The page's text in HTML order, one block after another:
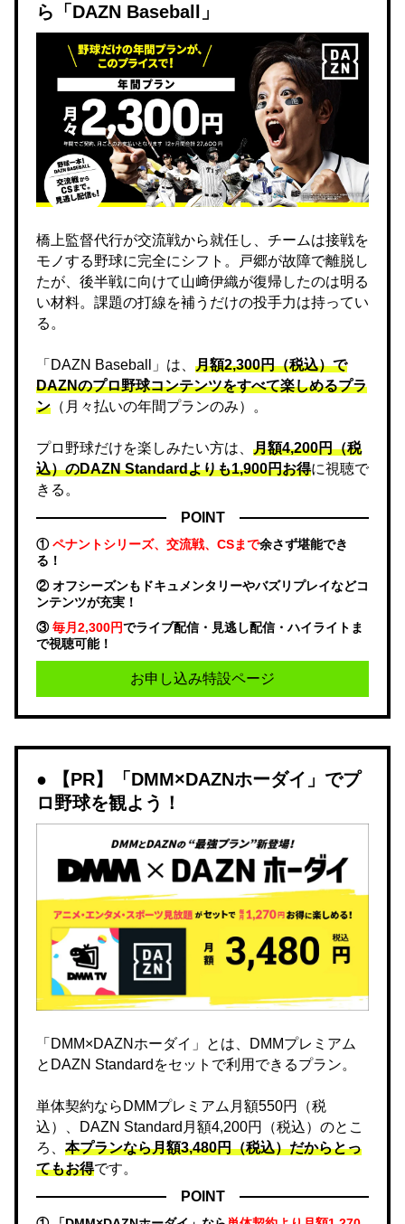
ら「DAZN Baseball」
橋上監督代行が交流戦から就任し、チームは接戦を
モノする野球に完全にシフト。戸郷が故障で離脱し
たが、後半戦に向けて山﨑伊織が復帰したのは明る
い材料。課題の打線を補うだけの投手力は持ってい
る。
「DAZN Baseball」は、 月額2,300円（税込）で
DAZNのプロ野球コンテンツをすべて楽しめるプラ
ン （月々払いの年間プランのみ）。
プロ野球だけを楽しみたい方は、 月額4,200円（税
込）のDAZN Standard​よりも1,900円お得に視聴で
きる。
POINT
①ペナントシリーズ、交流戦、CSまで余さず堪能でき
る！
② オフシーズンもドキュメンタリーやバズリプレイなどコ
ンテンツが充実！
③毎月2,300円でライブ配信・見逃し配信・ハイライトま
で視聴可能！
お申し込み特設ページ
【PR】「DMM×DAZNホーダイ」でプ
ロ野球を観よう！
「DMM×DAZNホーダイ」とは、DMMプレミアム
とDAZN Standardをセットで利用できるプラン。
単体契約ならDMMプレミアム月額550円（税
込）、DAZN Standard月額4,200円（税込）のとこ
ろ、 本プランなら月額3,480円（税込）だからとっ
てもお得です。
POINT